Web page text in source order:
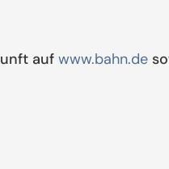
auf www.bahn.de